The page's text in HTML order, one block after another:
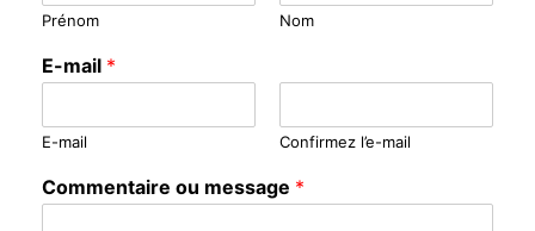
Prénom Nom
E-mail *
E-mail Confirmez l’e-mail
Commentaire ou message *